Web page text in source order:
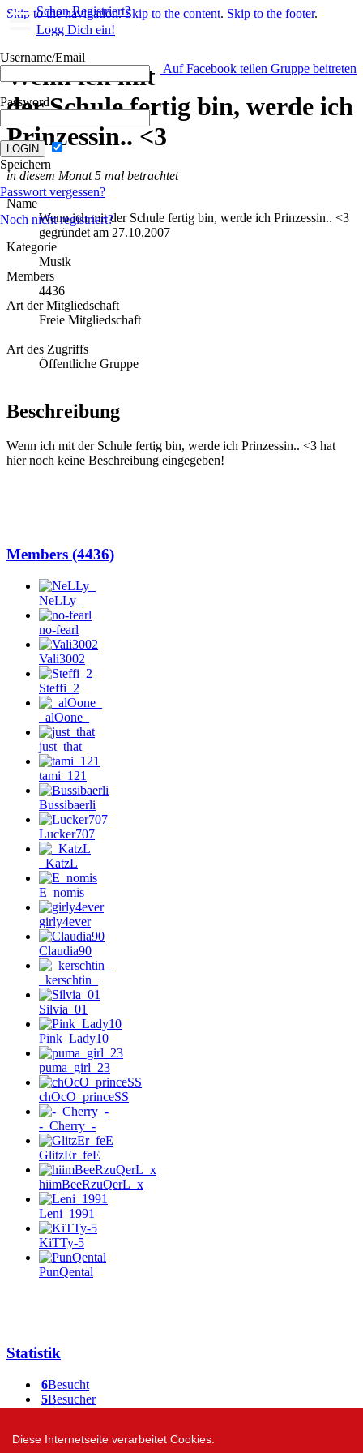
Diese Internetseite verarbeitet Cookies.
Skip to the navigation. Skip to the content. Skip to the footer.
Schon Registriert?
Logg Dich ein!
Username/Email
Password
Speichern
Passwort vergessen?
Noch nicht registriert?
Gruppe beitreten
Auf Facebook teilen
Wenn ich mit
der Schule fertig bin, werde ich
Prinzessin.. <3
in diesem Monat 5 mal betrachtet
Name
Wenn ich mit der Schule fertig bin, werde ich Prinzessin.. <3
gegründet am 27.10.2007
Kategorie
Musik
Members
4436
Art der Mitgliedschaft
Freie Mitgliedschaft
Art des Zugriffs
Öffentliche Gruppe
Beschreibung
Wenn ich mit der Schule fertig bin, werde ich Prinzessin.. <3 hat
hier noch keine Beschreibung eingegeben!
Members (4436)
NeLLy_
no-fearl
Vali3002
Steffi_2
_alOone_
just_that
tami_121
Bussibaerli
Lucker707
_KatzL
E_nomis
girly4ever
Claudia90
_kerschtin_
Silvia_01
Pink_Lady10
puma_girl_23
chOcO_princeSS
-_Cherry_-
GlitzEr_feE
hiimBeeRzuQerL_x
Leni_1991
KiTTy-5
PunQental
Statistik
6Besucht
5Besucher